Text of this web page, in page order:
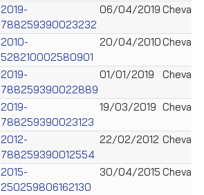
2019-
788259390023232
06/04/2019 Cheval
2010-
528210002580901
20/04/2010Cheval
2019-
788259390022889
01/01/2019 Cheval
2019-
788259390023123
19/03/2019 Cheval
2012-
788259390012554
22/02/2012 Cheval
2015-
250259806162130
30/04/2015 Cheval